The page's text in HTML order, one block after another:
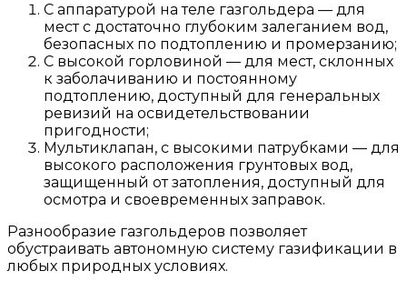
С аппаратурой на теле газгольдера — для
мест с достаточно глубоким залеганием вод,
безопасных по подтоплению и промерзанию;
С высокой горловиной — для мест, склонных
к заболачиванию и постоянному
подтоплению, доступный для генеральных
ревизий на освидетельствовании
пригодности;
Мультиклапан, с высокими патрубками — для
высокого расположения грунтовых вод,
защищенный от затопления, доступный для
осмотра и своевременных заправок.
Разнообразие газгольдеров позволяет
обустраивать автономную систему газификации в
любых природных условиях.